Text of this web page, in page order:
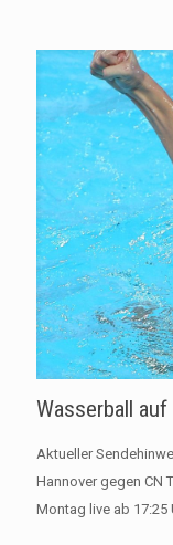
Wasserball
Aktueller
Hannover gegen CN
Montag live ab 17:25